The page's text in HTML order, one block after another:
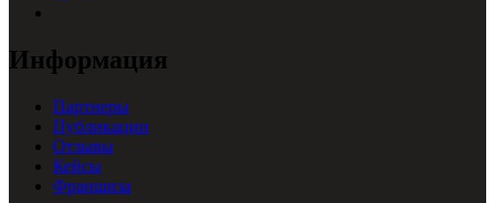
Информация
Партнеры
Публикации
Отзывы
Кейсы
Франшиза